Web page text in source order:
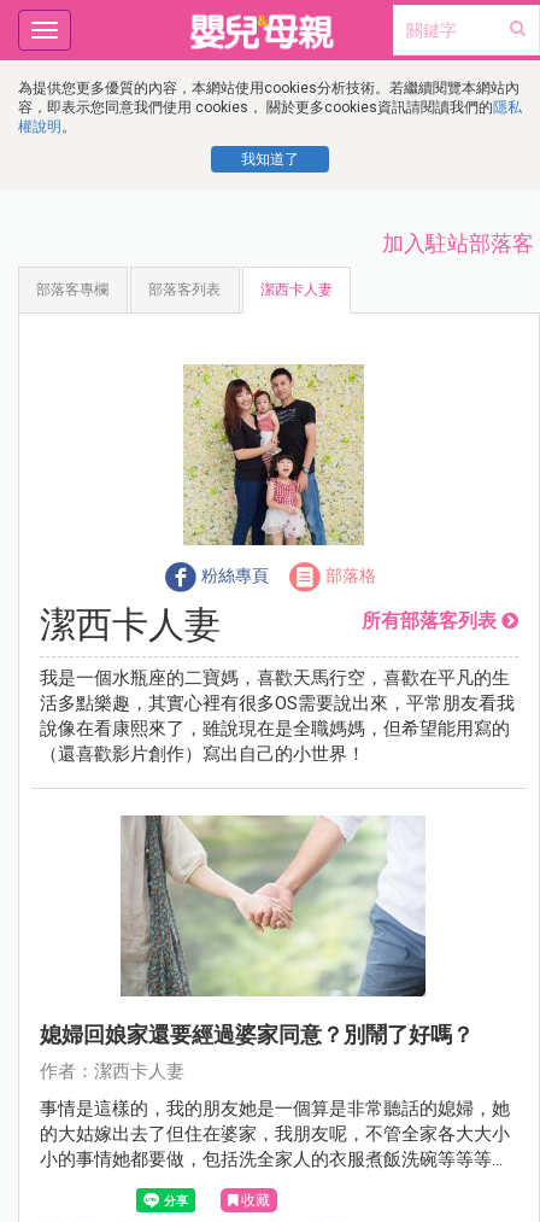
為提供您更多優質的內容，本網站使用cookies分析技術。若繼續閱覽本網站內
容，即表示您同意我們使用 cookies， 關於更多cookies資訊請閱讀我們的隱私
權說明 。
我知道了
Toggle
navigation
加入駐站部落客
部落客專欄 部落客列表 潔西卡人妻
粉絲專頁 部落格
潔西卡人妻 所有部落客列表
我是一個水瓶座的二寶媽，喜歡天馬行空，喜歡在平凡的生
活多點樂趣，其實心裡有很多OS需要說出來，平常朋友看我
說像在看康熙來了，雖說現在是全職媽媽，但希望能用寫的
（還喜歡影片創作）寫出自己的小世界！
媳婦回娘家還要經過婆家同意？別鬧了好嗎？
作者：潔西卡人妻
事情是這樣的，我的朋友她是一個算是非常聽話的媳婦，她
的大姑嫁出去了但住在婆家，我朋友呢，不管全家各大大小
小的事情她都要做，包括洗全家人的衣服煮飯洗碗等等等的
（沒錯連大姑一家的衣服），大姑卻連家事都很少做，這樣
不平等的待遇對我朋友來說，雖然說出來總是被我們罵，但
收藏